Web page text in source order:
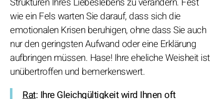
wie ein Fels warten Sie darauf, dass sich die
emotionalen Krisen beruhigen, ohne dass Sie auch
nur den geringsten Aufwand oder eine Erklärung
aufbringen müssen. Hase! Ihre eheliche Weisheit ist
unübertroffen und bemerkenswert.
Rat: Ihre Gleichgültigkeit wird Ihnen oft